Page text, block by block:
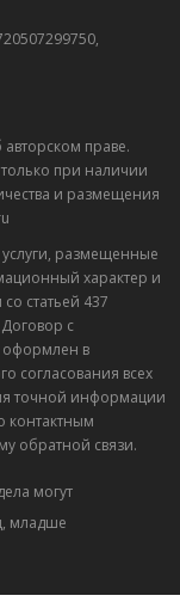
праве.
при наличии
и размещения
размещенные
характер и
статьей 437
с
оформлен в
согласования всех
точной информации
контактным
обратной связи.
могут
младше